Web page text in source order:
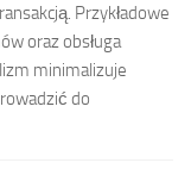
Przykładowe
oraz obsługa
minimalizuje
do